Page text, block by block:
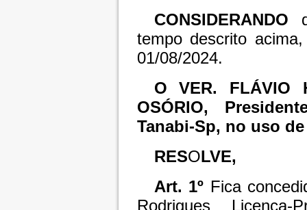
CONSIDERANDO
tempo descrito
01/08/2024.
O VER. FLÁVIO
OSÓRIO,
Tanabi-Sp, no uso
RESOLVE,
Art. 1º Fica
Rodrigues